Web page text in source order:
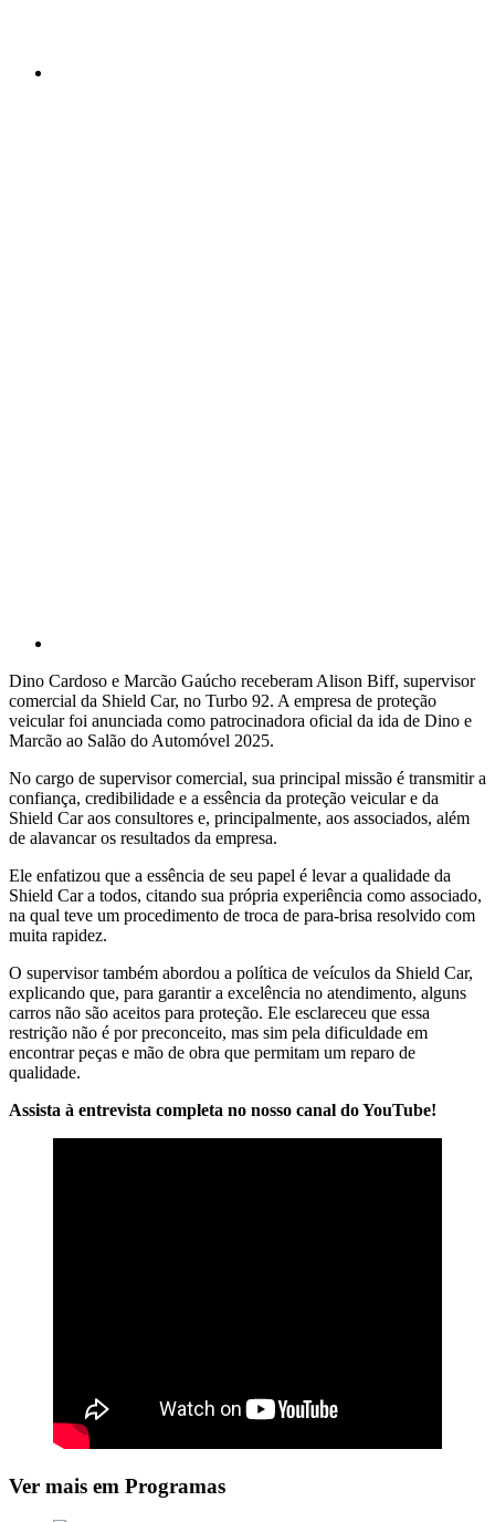
Dino Cardoso e Marcão Gaúcho receberam Alison Biff, supervisor
comercial da Shield Car, no Turbo 92. A empresa de proteção
veicular foi anunciada como patrocinadora oficial da ida de Dino e
Marcão ao Salão do Automóvel 2025.
No cargo de supervisor comercial, sua principal missão é transmitir a
confiança, credibilidade e a essência da proteção veicular e da
Shield Car aos consultores e, principalmente, aos associados, além
de alavancar os resultados da empresa.
Ele enfatizou que a essência de seu papel é levar a qualidade da
Shield Car a todos, citando sua própria experiência como associado,
na qual teve um procedimento de troca de para-brisa resolvido com
muita rapidez.
O supervisor também abordou a política de veículos da Shield Car,
explicando que, para garantir a excelência no atendimento, alguns
carros não são aceitos para proteção. Ele esclareceu que essa
restrição não é por preconceito, mas sim pela dificuldade em
encontrar peças e mão de obra que permitam um reparo de
qualidade.
Assista à entrevista completa no nosso canal do YouTube!
Ver mais em Programas